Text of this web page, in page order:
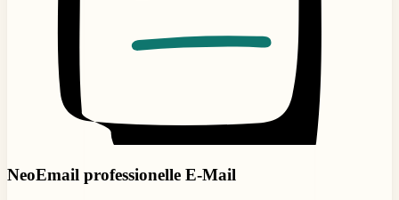
NeoEmail professionelle E-Mail